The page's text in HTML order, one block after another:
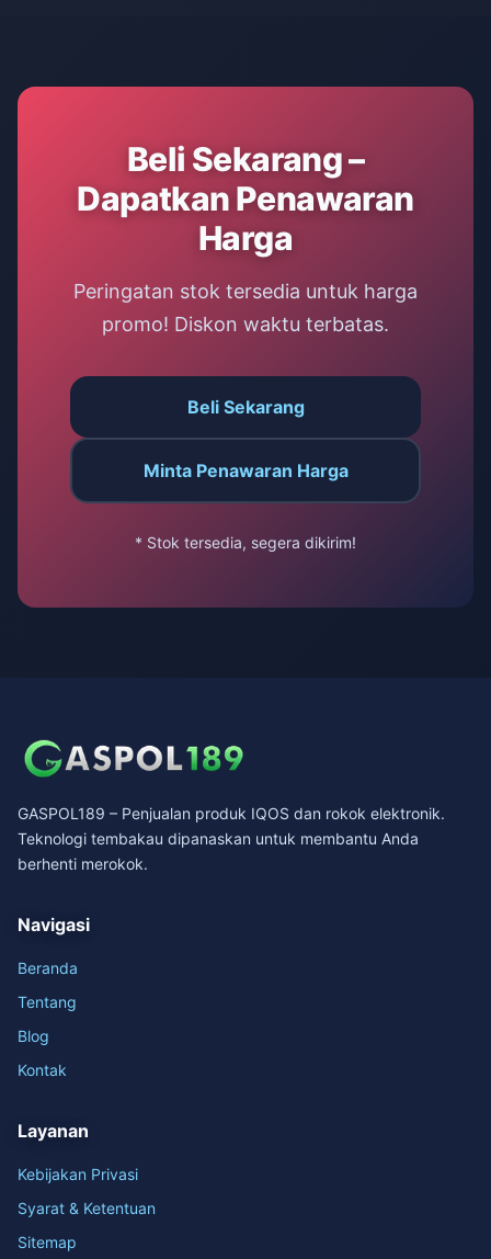
Beli Sekarang –
Dapatkan Penawaran
Harga
Peringatan stok tersedia untuk harga
promo! Diskon waktu terbatas.
Beli Sekarang
Minta Penawaran Harga
* Stok tersedia, segera dikirim!
GASPOL189 – Penjualan produk IQOS dan rokok elektronik.
Teknologi tembakau dipanaskan untuk membantu Anda
berhenti merokok.
Navigasi
Beranda
Tentang
Blog
Kontak
Layanan
Kebijakan Privasi
Syarat & Ketentuan
Sitemap